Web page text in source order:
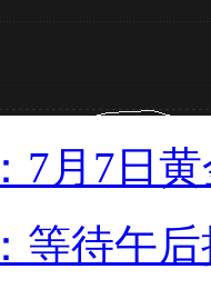
7月7日黄
等待午